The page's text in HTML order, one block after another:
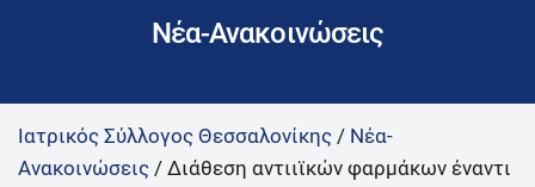
m
Νέα-Ανακοινώσεις
Ιατρικός Σύλλογος Θεσσαλονίκης / Νέα-
Ανακοινώσεις / Διάθεση αντιιϊκών φαρμάκων έναντι